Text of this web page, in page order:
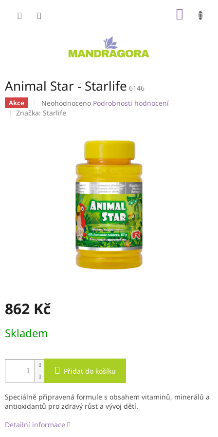
Animal Star - Starlife 6146
Akce
Průměrné
hodnocení
Neohodnoceno Podrobnosti hodnocení
Značka: Starlife
862 Kč
cena:
Skladem
Přidat do košíku
Speciálně připravená formule s obsahem vitaminů, minerálů a
antioxidantů pro zdravý růst a vývoj dětí.
Detailní informace